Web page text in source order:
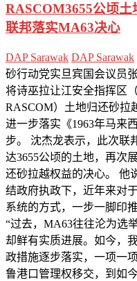
RASCOM3655公顷
联邦落实MA63决心
DAP Sarawak DAP Sarawak
砂行动党实旦宾国会议员
将诗巫拉让江安全指挥区（
RASCOM）土地归还砂拉
进一步落实《1963年马来
步。 沈杰龙表示，此次联
达3655公顷的土地，再次
还砂拉越权益的决心。 他
结政府执政下，近年来对
系统的方式，一步一脚印
“过去，MA63往往沦为选
却鲜有实质进展。如今，
政措施逐步落实，一项一
鲁港口管理权移交，到如